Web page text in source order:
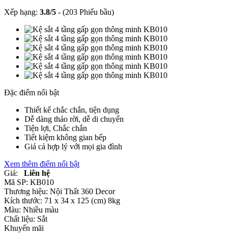
Xếp hạng: 3.8/5 - (203 Phiếu bầu)
Đặc điểm nổi bật
Thiết kế chắc chắn, tiện dụng
Dễ dàng tháo rời, dễ di chuyển
Tiện lợi, Chắc chắn
Tiết kiệm không gian bếp
Giá cả hợp lý với mọi gia đình
Xem thêm điểm nổi bật
Giá:
Liên hệ
Mã SP: KB010
Thương hiệu: Nội Thất 360 Decor
Kích thước: 71 x 34 x 125 (cm) 8kg
Màu: Nhiều màu
Chất liệu: Sắt
Khuyến mãi